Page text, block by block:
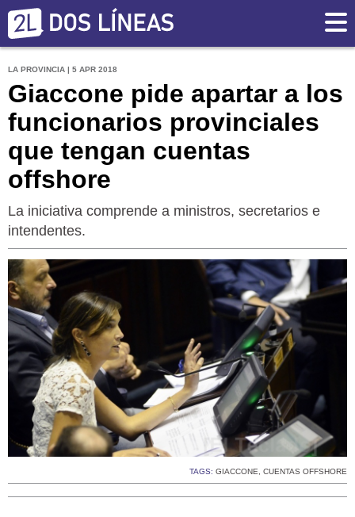
LA PROVINCIA | 5 APR 2018
Giaccone pide apartar a los
funcionarios provinciales
que tengan cuentas
offshore
La iniciativa comprende a ministros, secretarios e
intendentes.
TAGS: GIACCONE, CUENTAS OFFSHORE